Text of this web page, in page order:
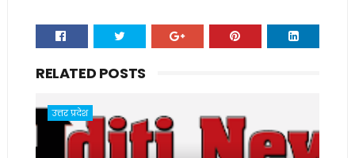
RELATED POSTS
उत्तर प्रदेश